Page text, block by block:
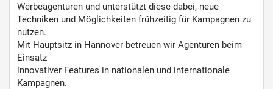
Werbeagenturen und unterstützt diese dabei, neue
Techniken und Möglichkeiten frühzeitig für Kampagnen zu
nutzen.
Mit Hauptsitz in Hannover betreuen wir Agenturen beim
Einsatz
innovativer Features in nationalen und internationale
Kampagnen.